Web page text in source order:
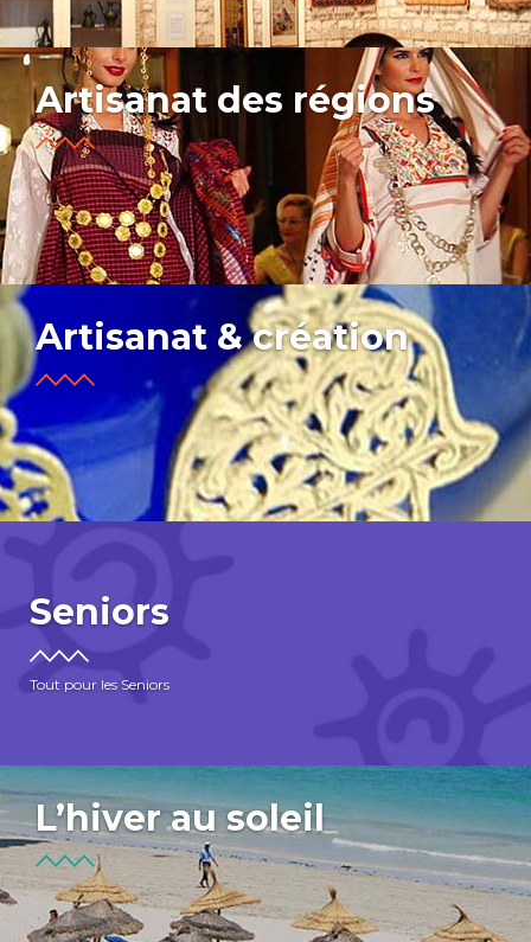
Artisanat des régions
Artisanat & création
Seniors
Tout pour les Seniors
L’hiver au soleil